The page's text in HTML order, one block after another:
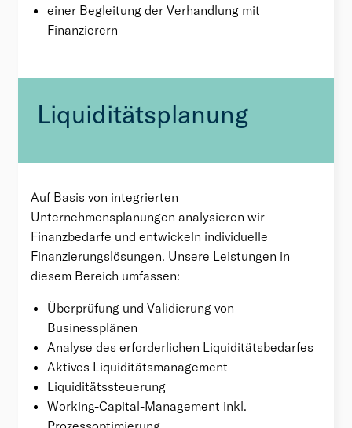
einer Begleitung der Verhandlung mit
Finanzierern
Auf Basis von integrierten
Unternehmensplanungen analysieren wir
Finanzbedarfe und entwickeln individuelle
Finanzierungslösungen. Unsere Leistungen in
diesem Bereich umfassen:
Überprüfung und Validierung von
Businessplänen
Analyse des erforderlichen Liquiditätsbedarfes
Aktives Liquiditätsmanagement
Liquiditätssteuerung
Working-Capital-Management inkl.
Liquiditätsplanung